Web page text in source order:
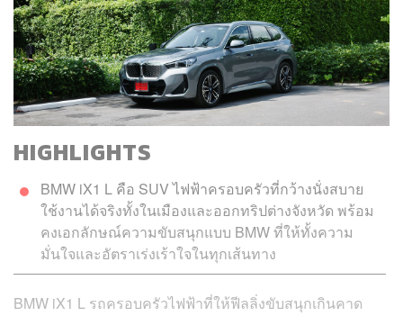
HIGHLIGHTS
BMW iX1 L คือ SUV ไฟฟ้าครอบครัวที่กว้างนั่งสบาย
ใช้งานได้จริงทั้งในเมืองและออกทริปต่างจังหวัด พร้อม
คงเอกลักษณ์ความขับสนุกแบบ BMW ที่ให้ทั้งความ
มั่นใจและอัตราเร่งเร้าใจในทุกเส้นทาง
BMW iX1 L รถครอบครัวไฟฟ้าที่ให้ฟีลลิ่งขับสนุกเกินคาด